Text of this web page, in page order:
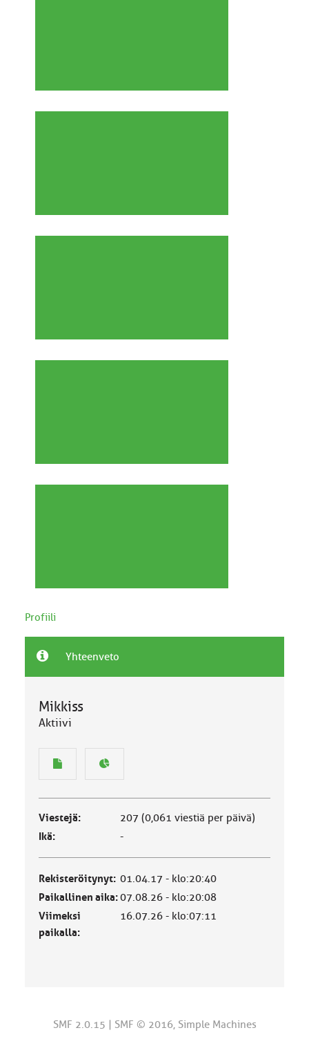
Profiili
Yhteenveto
Mikkiss
Aktiivi
Viestejä:
207 (0,061 viestiä per päivä)
Ikä:
-
Rekisteröitynyt: 01.04.17 - klo:20:40
Paikallinen aika:07.08.26 - klo:20:08
Viimeksi
paikalla:
16.07.26 - klo:07:11
SMF 2.0.15 | SMF © 2016, Simple Machines